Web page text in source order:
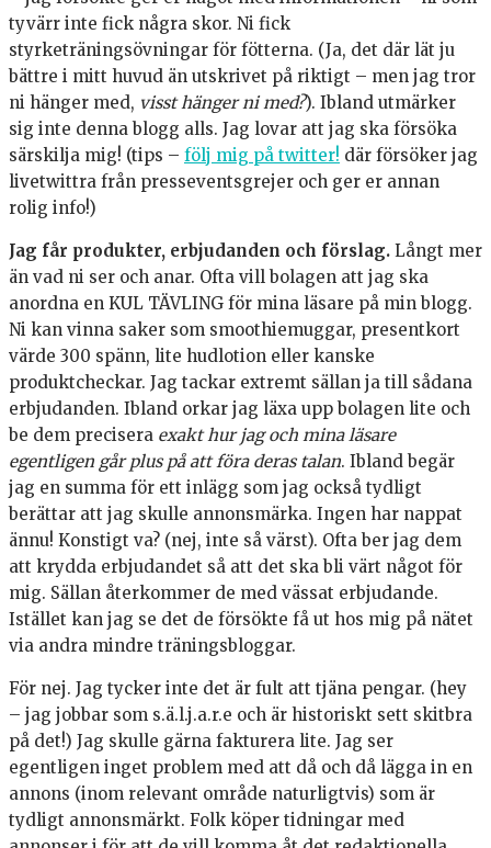
tyvärr inte fick några skor. Ni fick
styrketräningsövningar för fötterna. (Ja, det där lät ju
bättre i mitt huvud än utskrivet på riktigt – men jag tror
ni hänger med, visst hänger ni med?). Ibland utmärker
sig inte denna blogg alls. Jag lovar att jag ska försöka
särskilja mig! (tips – följ mig på twitter! där försöker jag
livetwittra från presseventsgrejer och ger er annan
rolig info!)
Jag får produkter, erbjudanden och förslag. Långt mer
än vad ni ser och anar. Ofta vill bolagen att jag ska
anordna en KUL TÄVLING för mina läsare på min blogg.
Ni kan vinna saker som smoothiemuggar, presentkort
värde 300 spänn, lite hudlotion eller kanske
produktcheckar. Jag tackar extremt sällan ja till sådana
erbjudanden. Ibland orkar jag läxa upp bolagen lite och
be dem precisera exakt hur jag och mina läsare
egentligen går plus på att föra deras talan. Ibland begär
jag en summa för ett inlägg som jag också tydligt
berättar att jag skulle annonsmärka. Ingen har nappat
ännu! Konstigt va? (nej, inte så värst). Ofta ber jag dem
att krydda erbjudandet så att det ska bli värt något för
mig. Sällan återkommer de med vässat erbjudande.
Istället kan jag se det de försökte få ut hos mig på nätet
via andra mindre träningsbloggar.
För nej. Jag tycker inte det är fult att tjäna pengar. (hey
– jag jobbar som s.ä.l.j.a.r.e och är historiskt sett skitbra
på det!) Jag skulle gärna fakturera lite. Jag ser
egentligen inget problem med att då och då lägga in en
annons (inom relevant område naturligtvis) som är
tydligt annonsmärkt. Folk köper tidningar med